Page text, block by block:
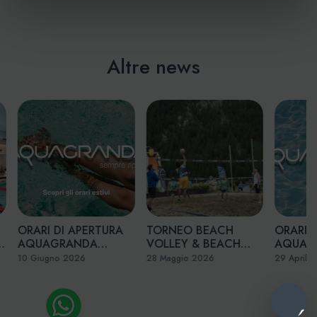
Altre news
ORARI DI APERTURA
AQUAGRANDA
ESTATE 2026
10 Giugno 2026
TORNEO BEACH
VOLLEY & BEACH
TENNIS 2026
28 Maggio 2026
ORARI
29 Aprile